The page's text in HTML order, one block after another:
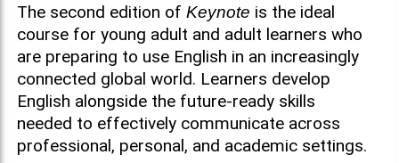
The second edition of Keynote is the ideal
course for young adult and adult learners who
are preparing to use English in an increasingly
connected global world. Learners develop
English alongside the future-ready skills
needed to effectively communicate across
professional, personal, and academic settings.